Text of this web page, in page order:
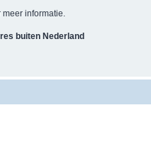
meer informatie.
buiten Nederland